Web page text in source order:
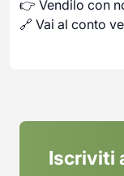
👉 Vendilo con
🔗 Vai al conto
Iscriviti